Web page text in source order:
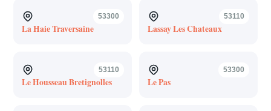
53300
La Haie Traversaine
53110
Lassay Les Chateaux
53110
Le Housseau Bretignolles
53300
Le Pas